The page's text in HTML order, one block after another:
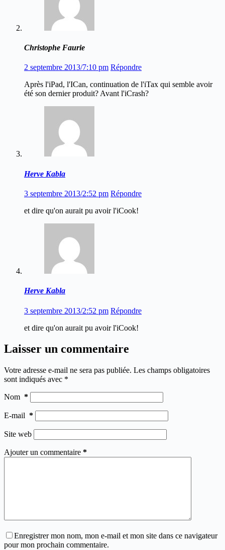
Christophe Faurie
2 septembre 2013/7:10 pm Répondre
Après l'iPad, l'ICan, continuation de l'iTax qui semble avoir
été son dernier produit? Avant l'iCrash?
Herve Kabla
3 septembre 2013/2:52 pm Répondre
et dire qu'on aurait pu avoir l'iCook!
Herve Kabla
3 septembre 2013/2:52 pm Répondre
et dire qu'on aurait pu avoir l'iCook!
Laisser un commentaire
Votre adresse e-mail ne sera pas publiée. Les champs obligatoires
sont indiqués avec *
Nom *
E-mail *
Site web
Ajouter un commentaire *
Enregistrer mon nom, mon e-mail et mon site dans ce navigateur
pour mon prochain commentaire.